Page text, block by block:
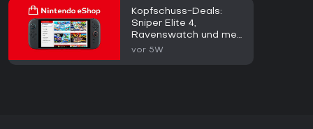
Kopfschuss-Deals:
Sniper Elite 4,
Ravenswatch und mehr
im Nintendo eShop-
vor 5W